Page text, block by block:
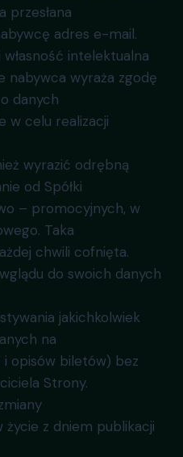
przesłana
adres e-mail.
intelektualna
nabywca wyraża zgodę
danych
w celu realizacji
wyrazić odrębną
od Spółki
– promocyjnych, w
Taka
chwili cofnięta.
do swoich danych
jakichkolwiek
na
opisów biletów) bez
Strony.
życie z dniem publikacji